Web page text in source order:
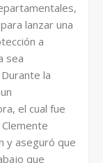
lanzar una
a
sea
la
el cual fue
y aseguró que
que